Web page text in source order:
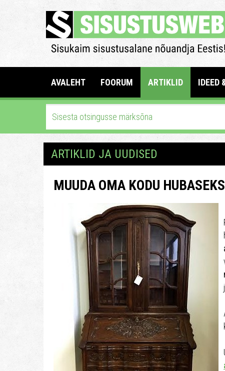
AVALEHT FOORUM ARTIKLID IDEED
ARTIKLID JA UUDISED
MUUDA OMA KODU